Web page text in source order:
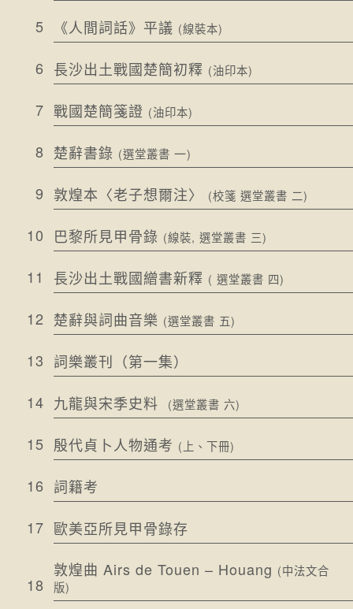
5
《人間詞話》平議 (線裝本)
6 長沙出土戰國楚簡初釋 (油印本)
7 戰國楚簡箋證 (油印本)
8 楚辭書錄 (選堂叢書 一)
9 敦煌本〈老子想爾注〉 (校箋 選堂叢書 二)
10 巴黎所見甲骨錄 (線裝, 選堂叢書 三)
11 長沙出土戰國繒書新釋 ( 選堂叢書 四)
12 楚辭與詞曲音樂 (選堂叢書 五)
13 詞樂叢刊（第一集）
14 九龍與宋季史料 (選堂叢書 六)
15 殷代貞卜人物通考 (上、下冊)
16 詞籍考
17 歐美亞所見甲骨錄存
18
敦煌曲 Airs de Touen – Houang (中法⽂合
版)